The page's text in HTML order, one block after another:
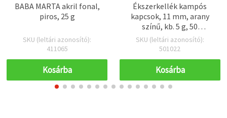
BABA MARTA akril fonal,
piros, 25 g
SKU (leltári azonosító):
411065
Kosárba
Ékszerkellék kampós
kapcsok, 11 mm, arany
színű, kb. 5 g, 50
db/csomag
SKU (leltári azonosító):
501022
Kosárba